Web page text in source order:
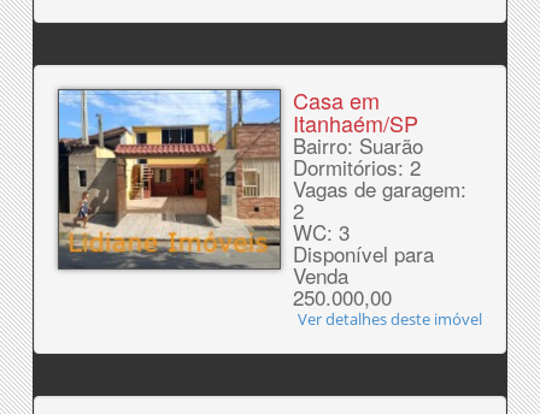
Casa em
Itanhaém/SP
Bairro: Suarão
Dormitórios: 2
Vagas de garagem:
2
WC: 3
Disponível para
Venda
250.000,00
Ver detalhes deste imóvel